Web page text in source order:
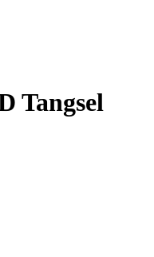
Tangsel